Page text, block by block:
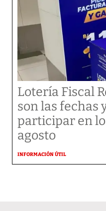
Lotería Fiscal
son las fechas
participar en
agosto
INFORMACIÓN ÚTIL